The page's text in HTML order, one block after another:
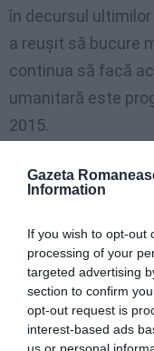
Gazeta
Information
If you wish to opt-out
processing of your
targeted advertising
section to confirm
opt-out request is
interest-based ads
us or personal
în decursul
a reușit să bucure
continua să facă
umanitară este
2015.
Dorim să
realizarea acestei
Monica Petrică și
STRADA, doamnei
Italia, domnului
mulţumim Dacia tv